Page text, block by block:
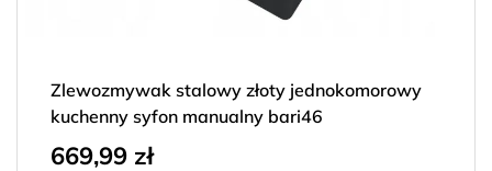
Zlewozmywak stalowy złoty jednokomorowy
kuchenny syfon manualny bari46
669,99 zł